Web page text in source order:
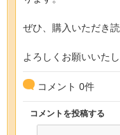
ぜひ、購入いただき
よろしくお願いいたし
コメント 0件
コメントを投稿する